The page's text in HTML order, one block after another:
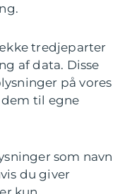
tredjeparter
af data. Disse
på vores
til egne
som navn
du giver